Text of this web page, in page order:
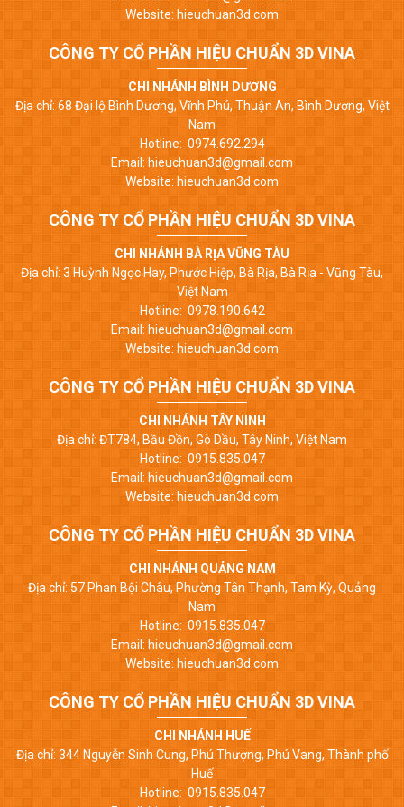
Website: hieuchuan3d.com
CÔNG TY CỔ PHẦN HIỆU CHUẨN 3D VINA
CHI NHÁNH BÌNH DƯƠNG
Địa chỉ: 68 Đại lộ Bình Dương, Vĩnh Phú, Thuận An, Bình Dương, Việt
Nam
Hotline: 0974.692.294
Email: hieuchuan3d@gmail.com
Website: hieuchuan3d.com
CÔNG TY CỔ PHẦN HIỆU CHUẨN 3D VINA
CHI NHÁNH BÀ RỊA VŨNG TÀU
Địa chỉ: 3 Huỳnh Ngọc Hay, Phước Hiệp, Bà Rịa, Bà Rịa - Vũng Tàu,
Việt Nam
Hotline: 0978.190.642
Email: hieuchuan3d@gmail.com
Website: hieuchuan3d.com
CÔNG TY CỔ PHẦN HIỆU CHUẨN 3D VINA
CHI NHÁNH TÂY NINH
Địa chỉ: ĐT784, Bầu Đồn, Gò Dầu, Tây Ninh, Việt Nam
Hotline: 0915.835.047
Email: hieuchuan3d@gmail.com
Website: hieuchuan3d.com
CÔNG TY CỔ PHẦN HIỆU CHUẨN 3D VINA
CHI NHÁNH QUẢNG NAM
Địa chỉ: 57 Phan Bội Châu, Phường Tân Thạnh, Tam Kỳ, Quảng
Nam
Hotline: 0915.835.047
Email: hieuchuan3d@gmail.com
Website: hieuchuan3d.com
CÔNG TY CỔ PHẦN HIỆU CHUẨN 3D VINA
CHI NHÁNH HUẾ
Địa chỉ: 344 Nguyễn Sinh Cung, Phú Thượng, Phú Vang, Thành phố
Huế
Hotline: 0915.835.047